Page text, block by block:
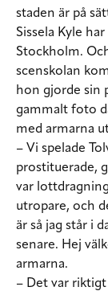
staden är på
Sissela Kyle
Stockholm.
scenskolan
hon gjorde sin
gammalt foto
med armarna
– Vi spelade
prostituerade,
var
utropare, och
är så jag står i
senare. Hej
armarna.
– Det var